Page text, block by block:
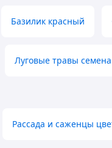
Базилик красный
Луговые травы семена
Рассада и саженцы